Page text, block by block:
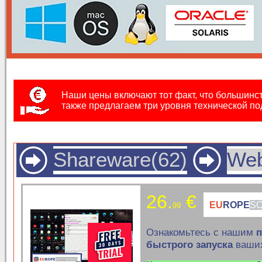
Наши цены включают тот факт, что
также предлагаем три уровня технической
Shareware(62)
26. 99€ EU ROPE
Ознакомьтесь с нашим
быстрого запуска